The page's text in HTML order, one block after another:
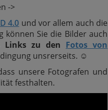
->
4.0 und vor allem auch die
können Sie die Bilder auch
Links zu den Fotos von
unsrerseits. ☺
unsere Fotografen und
festhalten.